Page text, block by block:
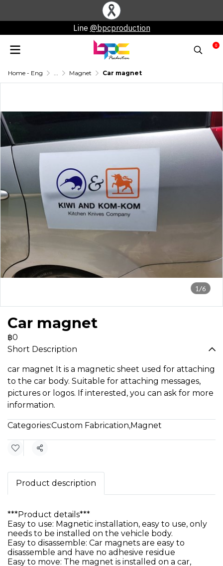
Line @bpcproduction
0
Home - Eng ... Magnet Car magnet
1/6
Car magnet
฿0
Short Description
car magnet It is a magnetic sheet used for attaching
to the car body. Suitable for attaching messages,
pictures or logos. If interested, you can ask for more
information.
Categories:Custom Fabrication,Magnet
Share
Product description
***Product details***
Easy to use: Magnetic installation, easy to use, only
needs to be installed on the vehicle body.
Easy to disassemble: Car magnets are easy to
disassemble and have no adhesive residue
Easy to move: The magnet is installed on a car,